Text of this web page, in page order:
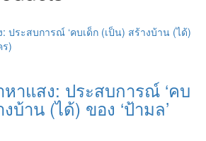
หาแสง: ประสบการณ์ ‘คบ
บ้าน (ได้) ของ ‘ป้ามล’